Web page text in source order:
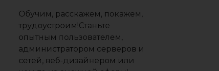
Обучим, расскажем, покажем,
трудоустроим!Станьте
опытным пользователем,
администратором серверов и
сетей, веб-дизайнером или